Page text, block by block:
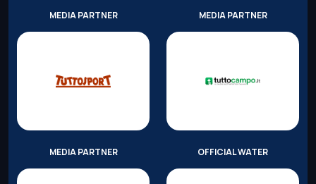
MEDIA PARTNER MEDIA PARTNER
MEDIA PARTNER OFFICIAL WATER